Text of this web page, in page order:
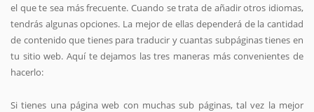
el que te sea más frecuente. Cuando se trata de añadir otros idiomas,
tendrás algunas opciones. La mejor de ellas dependerá de la cantidad
de contenido que tienes para traducir y cuantas subpáginas tienes en
tu sitio web. Aquí te dejamos las tres maneras más convenientes de
hacerlo:
Si tienes una página web con muchas sub páginas, tal vez la mejor